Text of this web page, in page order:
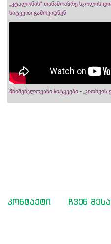
„ეტალონის“ თანამოაზრე სკოლის
სიტყვით გამოვიდნენ
მნიშვნელოვანი სიტყვები -
კონტაქტი ჩვენ